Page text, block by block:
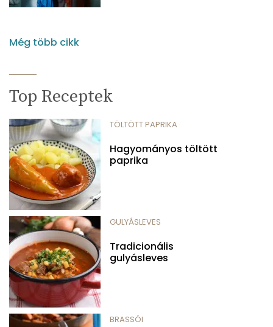
Még több cikk
Top Receptek
TÖLTÖTT PAPRIKA
Hagyományos töltött
paprika
GULYÁSLEVES
Tradicionális
gulyásleves
BRASSÓI